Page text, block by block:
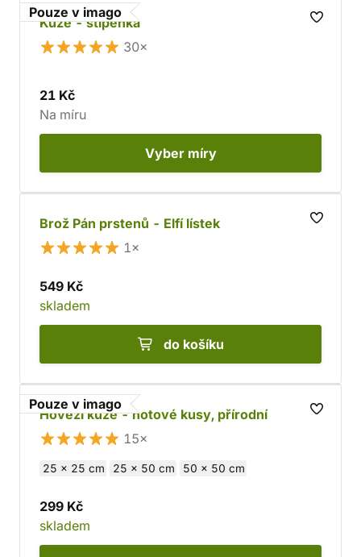
Pouze v imago
Kůže - štípenka
30×
21 Kč
Na míru
Vyber míry
Brož Pán prstenů - Elfí lístek
1×
549 Kč
skladem
do košíku
Pouze v imago
Hovězí kůže - hotové kusy, přírodní
15×
25 x 25 cm 25 x 50 cm 50 x 50 cm
299 Kč
skladem